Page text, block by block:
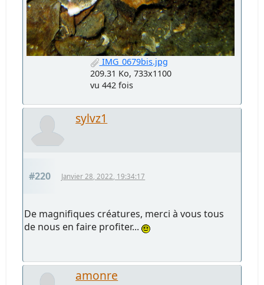
IMG_0679bis.jpg
209.31 Ko, 733x1100
vu 442 fois
sylvz1
#220 Janvier 28, 2022, 19:34:17
De magnifiques créatures, merci à vous tous
de nous en faire profiter...
amonre